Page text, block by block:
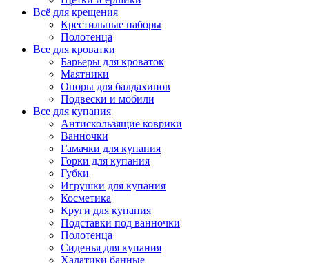
Всё для крещения
Крестильные наборы
Полотенца
Все для кроватки
Барьеры для кроваток
Маятники
Опоры для балдахинов
Подвески и мобили
Все для купания
Антискользящие коврики
Ванночки
Гамачки для купания
Горки для купания
Губки
Игрушки для купания
Косметика
Круги для купания
Подставки под ванночки
Полотенца
Сиденья для купания
Халатики банные